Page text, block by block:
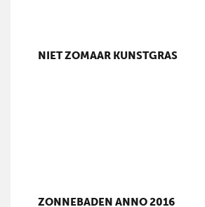
NIET ZOMAAR KUNSTGRAS
ZONNEBADEN ANNO 2016